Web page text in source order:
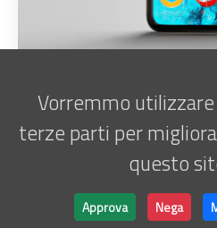
««
Iscriviti alla
Marco Antani • ©
Powered byHugo&Lightbi.
Vorremmo
terze parti per
questo
Approva Nega